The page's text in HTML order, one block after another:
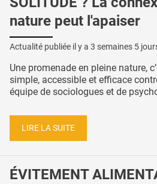
nature peut l'apaiser
Actualité publiée il y a 3 semaines 5
Une promenade en pleine nature,
simple, accessible et efficace
équipe de sociologues et de
LIRE LA SUITE
ÉVITEMENT